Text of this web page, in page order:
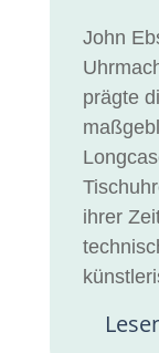
John
prägte
ihrer